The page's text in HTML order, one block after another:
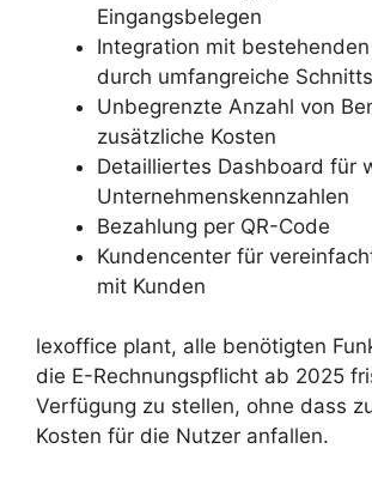
Eingangsbelegen
Integration mit
durch umfangreiche
Unbegrenzte Anzahl von
zusätzliche Kosten
Detailliertes Dashboard für
Unternehmenskennzahlen
Bezahlung per QR-Code
Kundencenter für
mit Kunden
lexoffice plant, alle benötigten
die E-Rechnungspflicht ab 2025
Verfügung zu stellen, ohne dass
Kosten für die Nutzer anfallen.